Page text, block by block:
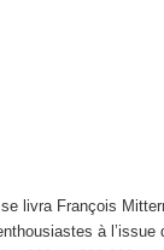
livra François
à l’issue